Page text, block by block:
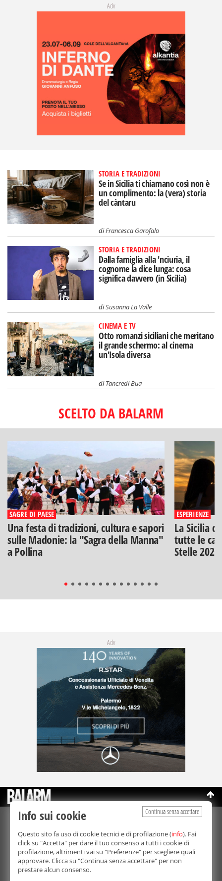
Adv
STORIA E TRADIZIONI
Se in Sicilia ti chiamano così non è
un complimento: la (vera) storia
del càntaru
diFrancesca Garofalo
STORIA E TRADIZIONI
Dalla famiglia alla 'nciuria, il
cognome la dice lunga: cosa
significa davvero (in Sicilia)
diSusanna La Valle
CINEMA E TV
Otto romanzi siciliani che meritano
il grande schermo: al cinema
un'Isola diversa
diTancredi Bua
SCELTO DA BALARM
SAGRE DI PAESE
Una festa di tradizioni, cultura e sapori
sulle Madonie: la "Sagra della Manna"
a Pollina
ESPERIENZE
La Sicilia
tutte le
Stelle
Adv
©Copyright 2003-2026
Bmedia Srl- P.IVA 07064240828
La riproduzione totale o parziale di tutti i contenuti, in qualunque
forma, su qualsiasi supporto è proibita.
Balarm.it è una testata giornalistica registrata. Autorizzazione del
Tribunale di Palermo n° 32 del 21/10/2003
Direttore responsabile:
Continua senza accettare
Info sui cookie
Questo sito fa uso di cookie tecnici e di profilazione (info). Fai
click su "Accetta" per dare il tuo consenso a tutti i cookie di
profilazione, altrimenti vai su "Preferenze" per scegliere quali
approvare. Clicca su "Continua senza accettare" per non
prestare alcun consenso.